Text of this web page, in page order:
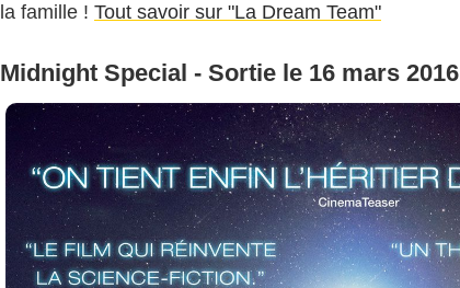
la famille ! Tout savoir sur "La Dream Team"
Midnight Special - Sortie le 16 mars 2016